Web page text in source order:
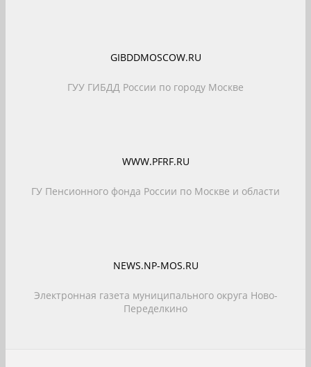
GIBDDMOSCOW.RU
ГУУ ГИБДД России по городу Москве
WWW.PFRF.RU
ГУ Пенсионного фонда России по Москве и области
NEWS.NP-MOS.RU
Электронная газета муниципального округа Ново-
Переделкино